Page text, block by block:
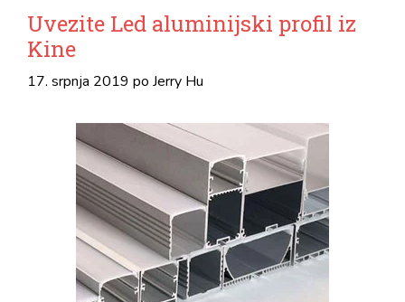
Uvezite Led aluminijski profil iz
Kine
17. srpnja 2019 po Jerry Hu